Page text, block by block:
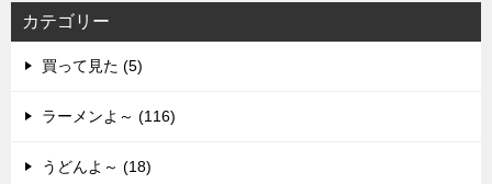
カテゴリー
買って見た (5)
ラーメンよ～ (116)
うどんよ～ (18)